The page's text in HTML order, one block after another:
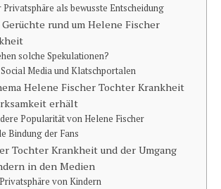
Privatsphäre als bewusste Entscheidung
rund um Helene Fischer
solche Spekulationen?
Media und Klatschportalen
Helene Fischer Tochter Krankheit
erhält
Popularität von Helene Fischer
Bindung der Fans
Tochter Krankheit und der Umgang
in den Medien
von Kindern